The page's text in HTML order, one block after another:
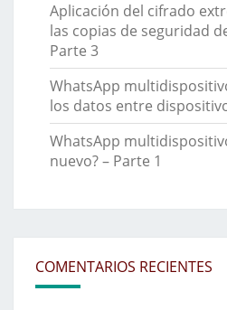
Aplicación del cifrado
las copias de seguridad
Parte 3
WhatsApp
los datos entre
WhatsApp
nuevo? – Parte 1
COMENTARIOS RECIENTES